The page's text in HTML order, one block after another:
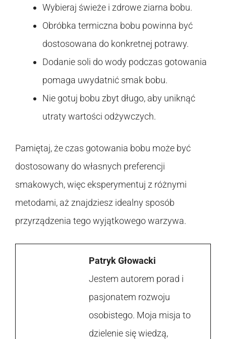
Wybieraj świeże i zdrowe ziarna bobu.
Obróbka termiczna bobu powinna być
dostosowana do konkretnej potrawy.
Dodanie soli do wody podczas gotowania
pomaga uwydatnić smak bobu.
Nie gotuj bobu zbyt długo, aby uniknąć
utraty wartości odżywczych.
Pamiętaj, że czas gotowania bobu może być
dostosowany do własnych preferencji
smakowych, więc eksperymentuj z różnymi
metodami, aż znajdziesz idealny sposób
przyrządzenia tego wyjątkowego warzywa.
Patryk Głowacki
Jestem autorem porad i
pasjonatem rozwoju
osobistego. Moja misja to
dzielenie się wiedzą,